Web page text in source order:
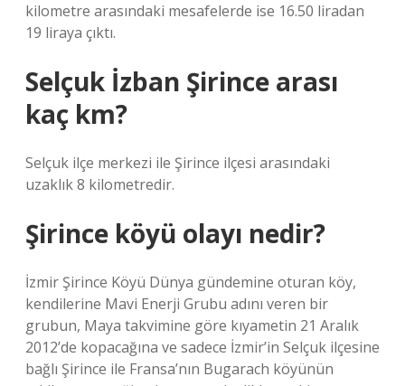
kilometre arasındaki mesafelerde ise 16.50 liradan
19 liraya çıktı.
Selçuk İzban Şirince arası
kaç km?
Selçuk ilçe merkezi ile Şirince ilçesi arasındaki
uzaklık 8 kilometredir.
Şirince köyü olayı nedir?
İzmir Şirince Köyü Dünya gündemine oturan köy,
kendilerine Mavi Enerji Grubu adını veren bir
grubun, Maya takvimine göre kıyametin 21 Aralık
2012’de kopacağına ve sadece İzmir’in Selçuk ilçesine
bağlı Şirince ile Fransa’nın Bugarach köyünün